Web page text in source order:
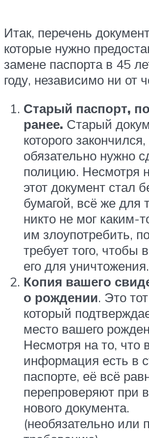
Итак, перечень
которые нужно
замене паспорта в 45
году, независимо ни от
Старый паспорт,
ранее. Старый
которого закончился,
обязательно нужно
полицию. Несмотря
этот документ стал
бумагой, всё же для
никто не мог каким-
им злоупотребить,
требует того, чтобы
его для уничтожения.
Копия вашего
о рождении. Это
который
место вашего
Несмотря на то, что
информация есть в
паспорте, её всё
перепроверяют при
нового документа.
(необязательно или